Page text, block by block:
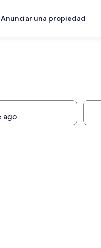
Anunciar una propiedad